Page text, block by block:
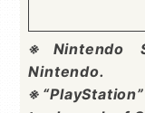
※Nintendo
Nintendo.